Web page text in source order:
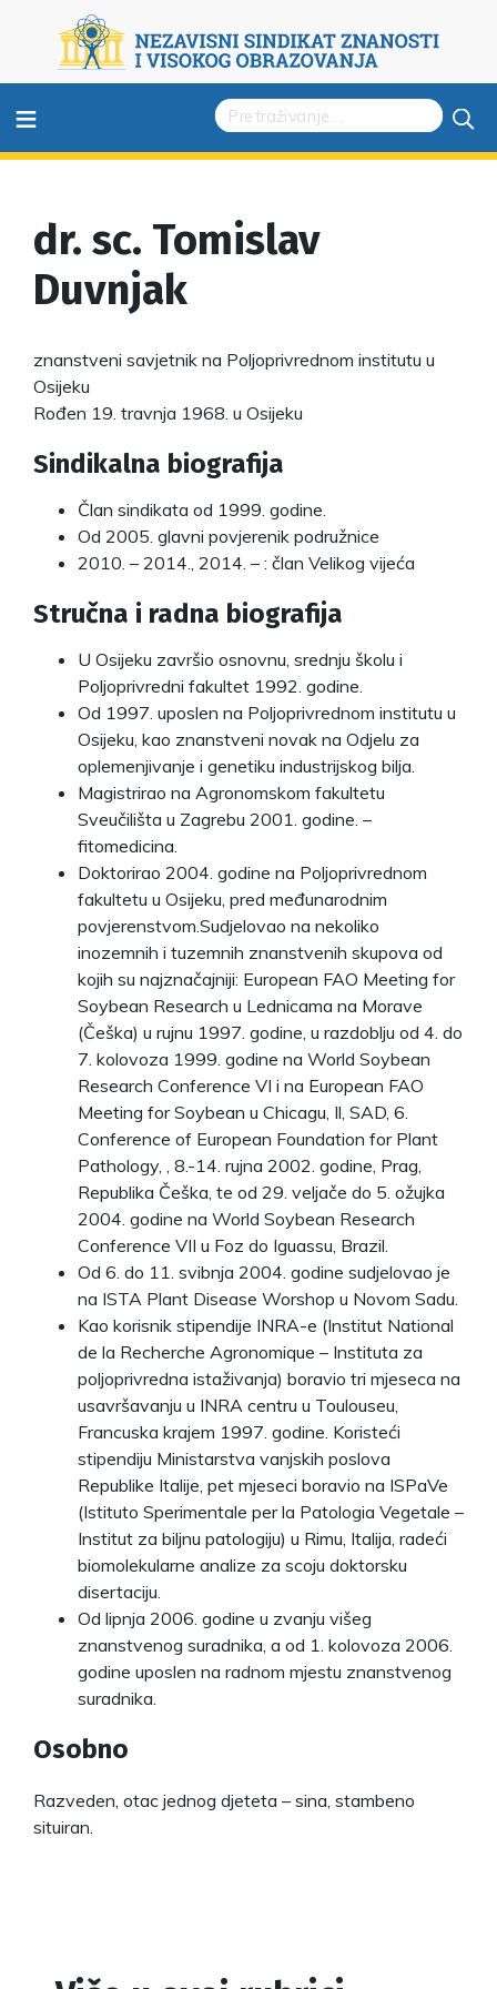
≡
dr. sc. Tomislav
Duvnjak
znanstveni savjetnik na Poljoprivrednom institutu u
Osijeku
Rođen 19. travnja 1968. u Osijeku
Sindikalna biografija
Član sindikata od 1999. godine.
Od 2005. glavni povjerenik podružnice
2010. – 2014., 2014. – : član Velikog vijeća
Stručna i radna biografija
U Osijeku završio osnovnu, srednju školu i
Poljoprivredni fakultet 1992. godine.
Od 1997. uposlen na Poljoprivrednom institutu u
Osijeku, kao znanstveni novak na Odjelu za
oplemenjivanje i genetiku industrijskog bilja.
Magistrirao na Agronomskom fakultetu
Sveučilišta u Zagrebu 2001. godine. –
fitomedicina.
Doktorirao 2004. godine na Poljoprivrednom
fakultetu u Osijeku, pred međunarodnim
povjerenstvom.Sudjelovao na nekoliko
inozemnih i tuzemnih znanstvenih skupova od
kojih su najznačajniji: European FAO Meeting for
Soybean Research u Lednicama na Morave
(Češka) u rujnu 1997. godine, u razdoblju od 4. do
7. kolovoza 1999. godine na World Soybean
Research Conference VI i na European FAO
Meeting for Soybean u Chicagu, Il, SAD, 6.
Conference of European Foundation for Plant
Pathology, , 8.-14. rujna 2002. godine, Prag,
Republika Češka, te od 29. veljače do 5. ožujka
2004. godine na World Soybean Research
Conference VII u Foz do Iguassu, Brazil.
Od 6. do 11. svibnja 2004. godine sudjelovao je
na ISTA Plant Disease Worshop u Novom Sadu.
Kao korisnik stipendije INRA-e (Institut National
de la Recherche Agronomique – Instituta za
poljoprivredna istaživanja) boravio tri mjeseca na
usavršavanju u INRA centru u Toulouseu,
Francuska krajem 1997. godine. Koristeći
stipendiju Ministarstva vanjskih poslova
Republike Italije, pet mjeseci boravio na ISPaVe
(Istituto Sperimentale per la Patologia Vegetale –
Institut za biljnu patologiju) u Rimu, Italija, radeći
biomolekularne analize za scoju doktorsku
disertaciju.
Od lipnja 2006. godine u zvanju višeg
znanstvenog suradnika, a od 1. kolovoza 2006.
godine uposlen na radnom mjestu znanstvenog
suradnika.
Osobno
Razveden, otac jednog djeteta – sina, stambeno
situiran.